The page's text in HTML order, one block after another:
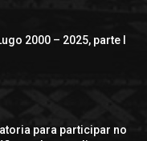
2000 – 2025, parte I
para participar no